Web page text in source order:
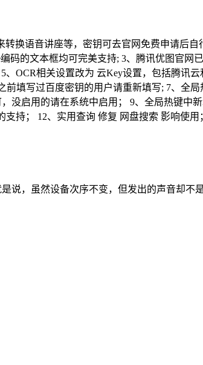
换语音讲座等，密钥可去官网免费申请后
码的文本框均可完美支持; 3、腾讯优图官
OCR相关设置改为 云Key设置，包括腾讯
填写过百度密钥的用户请重新填写; 7、全
没启用的请在系统中启用； 9、全局热键中
持； 12、实用查询 修复 网盘搜索 影响使
说，虽然设备次序不变，但发出的声音却不